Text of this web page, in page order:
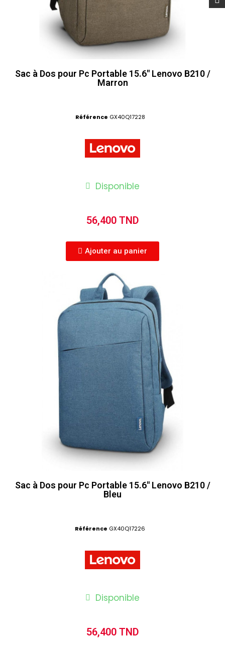
Sac à Dos pour Pc Portable 15.6" Lenovo B210 /
Marron
Référence GX40Q17228
Disponible
56,400 TND
Ajouter au panier
Sac à Dos pour Pc Portable 15.6" Lenovo B210 /
Bleu
Référence GX40Q17226
Disponible
56,400 TND